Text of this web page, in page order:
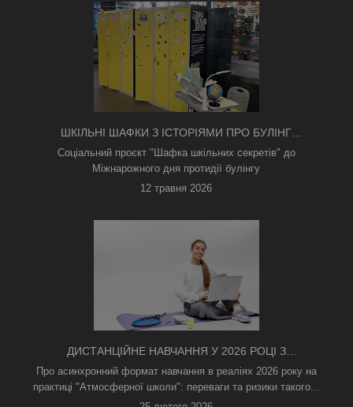
ШКІЛЬНІ ШАФКИ З ІСТОРІЯМИ ПРО БУЛІНГ
З'ЯВИЛИСЯ В КИЄВІ
Соціальний проєкт "Шафка шкільних секретів" до
Міжнарожного дня протидії булінгу
12 травня 2026
ДИСТАНЦІЙНЕ НАВЧАННЯ У 2026 РОЦІ З
ТРИВОГАМИ ТА БЕЗ СВІТЛА: ЯК АСИНХРОННИЙ
ФОРМАТ РЯТУЄ ОСВІТНІЙ ПРОЦЕС
Про асинхронний формат навчання в реаліях 2026 року на
практиці "Атмосферної школи": переваги та ризики такого...